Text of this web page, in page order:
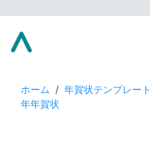
ホーム / 年賀状テンプレート
年年賀状